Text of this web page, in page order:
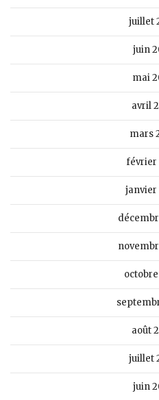
juillet
juin
mai
avril
mars
février
janvier
août
juillet
juin